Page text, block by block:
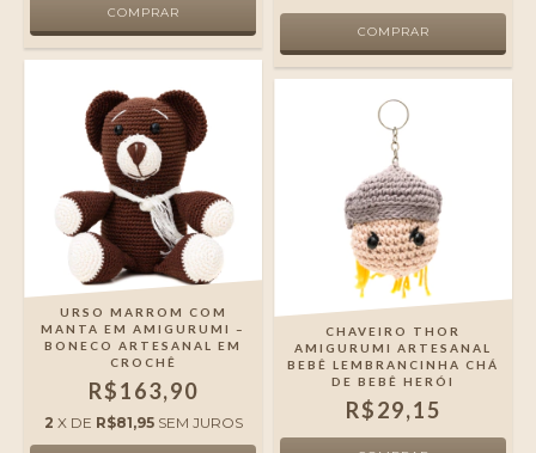
URSO MARROM COM
MANTA EM AMIGURUMI –
BONECO ARTESANAL EM
CROCHÊ
R$163,90
2 X DE R$81,95 SEM JUROS
CHAVEIRO THOR
AMIGURUMI ARTESANAL
BEBÊ LEMBRANCINHA CHÁ
DE BEBÊ HERÓI
R$29,15